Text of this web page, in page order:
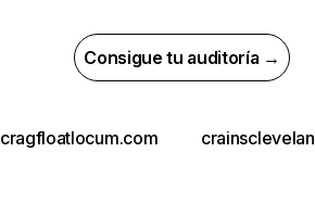
Consigue tu auditoría →
cragfloatlocum.com